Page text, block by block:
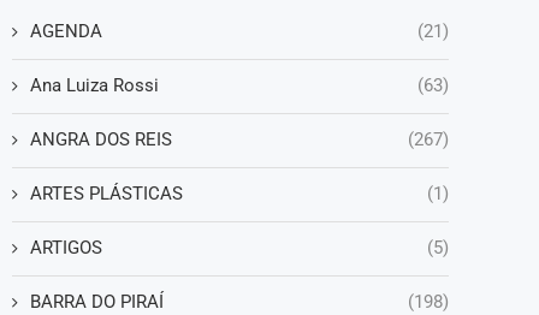
AGENDA (21)
Ana Luiza Rossi (63)
ANGRA DOS REIS (267)
ARTES PLÁSTICAS (1)
ARTIGOS (5)
BARRA DO PIRAÍ (198)